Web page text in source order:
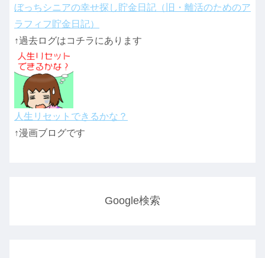
ぼっちシニアの幸せ探し貯金日記（旧・離活のためのア
ラフィフ貯金日記）
↑過去ログはコチラにあります
人生リセットできるかな？
↑漫画ブログです
Google検索